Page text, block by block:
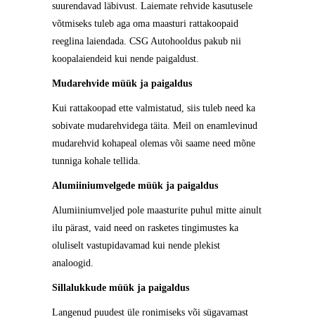
suurendavad läbivust. Laiemate rehvide kasutusele
võtmiseks tuleb aga oma maasturi rattakoopaid
reeglina laiendada. CSG Autohooldus pakub nii
koopalaiendeid kui nende paigaldust.
Mudarehvide müük ja paigaldus
Kui rattakoopad ette valmistatud, siis tuleb need ka
sobivate mudarehvidega täita. Meil on enamlevinud
mudarehvid kohapeal olemas või saame need mõne
tunniga kohale tellida.
Alumiiniumvelgede müük ja paigaldus
Alumiiniumveljed pole maasturite puhul mitte ainult
ilu pärast, vaid need on rasketes tingimustes ka
oluliselt vastupidavamad kui nende plekist
analoogid.
Sillalukkude müük ja paigaldus
Langenud puudest üle ronimiseks või sügavamast